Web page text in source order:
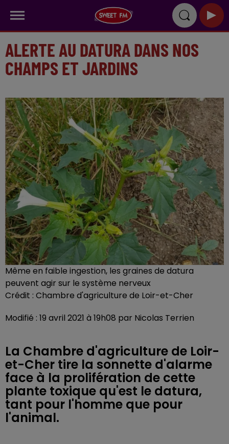
ALERTE AU DATURA DANS NOS
CHAMPS ET JARDINS
Même en faible ingestion, les graines de datura
peuvent agir sur le système nerveux
Crédit : Chambre d'agriculture de Loir-et-Cher
Modifié : 19 avril 2021 à 19h08 par Nicolas Terrien
La Chambre d'agriculture de Loir-
et-Cher tire la sonnette d'alarme
face à la prolifération de cette
plante toxique qu'est le datura,
tant pour l'homme que pour
l'animal.